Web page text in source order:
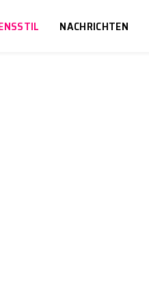
NACHRICHTEN